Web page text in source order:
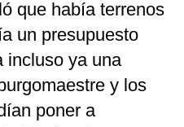
que había terrenos
un presupuesto
incluso ya una
y los
poner a